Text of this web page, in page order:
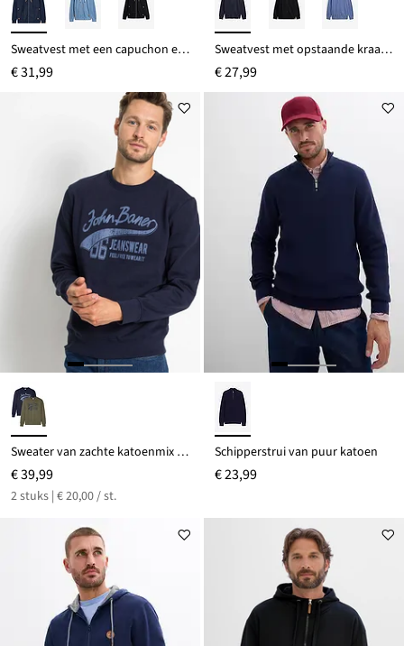
Sweatvest met een capuchon en imitatieleleren details
€ 31,99
Sweatvest met opstaande kraag en imitatieleren details
€ 27,99
Sweater van zachte katoenmix (set van 2)
€ 39,99
2 stuks | € 20,00 / st.
Schipperstrui van puur katoen
€ 23,99